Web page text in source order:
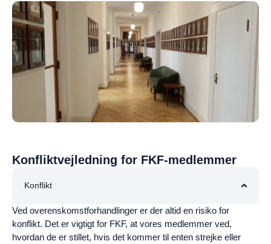
Konfliktvejledning for FKF-medlemmer
Konflikt
Ved overenskomstforhandlinger er der altid en risiko for
konflikt. Det er vigtigt for FKF, at vores medlemmer ved,
hvordan de er stillet, hvis det kommer til enten strejke eller